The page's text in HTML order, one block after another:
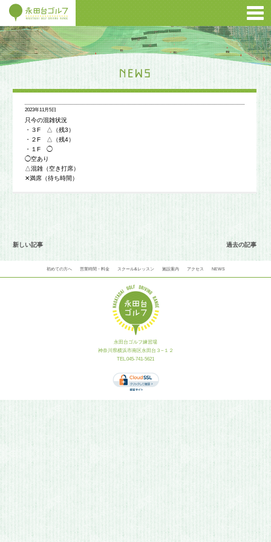
2023年11月5日
只今の混雑状況
・３F △（残3）
・２F △（残4）
・１F ◯
◯空あり
△混雑（空き打席）
✕満席（待ち時間）
新しい記事 過去の記事
初めての方へ 営業時間・料金 スクール&レッスン 施設案内 アクセス NEWS
永田台ゴルフ練習場
神奈川県横浜市南区永田台３−１２
TEL.045-741-5621